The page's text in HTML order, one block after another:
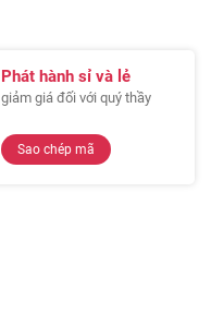
Phát hành sỉ và lẻ
giảm giá đối với quý thầy
Sao chép mã